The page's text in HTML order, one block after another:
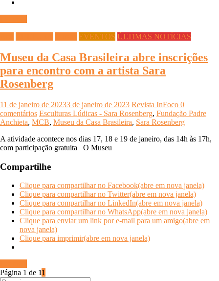
EVENTOS ÚLTIMAS NOTÍCIAS
Museu da Casa Brasileira abre inscrições
para encontro com a artista Sara
Rosenberg
11 de janeiro de 20233 de janeiro de 2023 Revista InFoco 0
comentários Esculturas Lúdicas - Sara Rosenberg, Fundação Padre
Anchieta, MCB, Museu da Casa Brasileira, Sara Rosenberg
A atividade acontece nos dias 17, 18 e 19 de janeiro, das 14h às 17h,
com participação gratuita O Museu
Compartilhe
Clique para compartilhar no Facebook(abre em nova janela)
Clique para compartilhar no Twitter(abre em nova janela)
Clique para compartilhar no LinkedIn(abre em nova janela)
Clique para compartilhar no WhatsApp(abre em nova janela)
Clique para enviar um link por e-mail para um amigo(abre em
nova janela)
Clique para imprimir(abre em nova janela)
Página 1 de 11